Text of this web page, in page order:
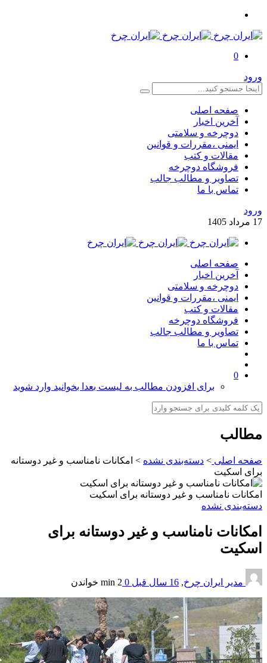
صفحه اصلی
آخرین اخبار
دوچرخه و سلامتی
ایمنی ،مقررات و قوانین
مقالات و کتب
فروشگاه دوچرخه
تصاویر و مطالب جالب
تماس با ما
مرداد 1405
صفحه اصلی
آخرین اخبار
دوچرخه و سلامتی
ایمنی ،مقررات و قوانین
مقالات و کتب
فروشگاه دوچرخه
تصاویر و مطالب جالب
تماس با ما
برای افزودن مطالب به لیست بعدا بخوانید وارد شوید
اصلی >دسته‌بندی نشده>امکانات نامناسب و غیر دوستانه
اسکیت
نامناسب و غیر دوستانه برای اسکیت
نشده
نامناسب و غیر دوستانه برای
مدیر ایران چرخ ,16 سال قبل 0
2 min خواندن